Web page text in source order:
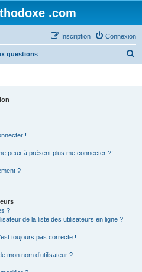
.com
Connexion
Inscription
questions
!
peux à présent plus me connecter ?!
?
?
de la liste des utilisateurs en ligne ?
toujours pas correcte !
mon nom d’utilisateur ?